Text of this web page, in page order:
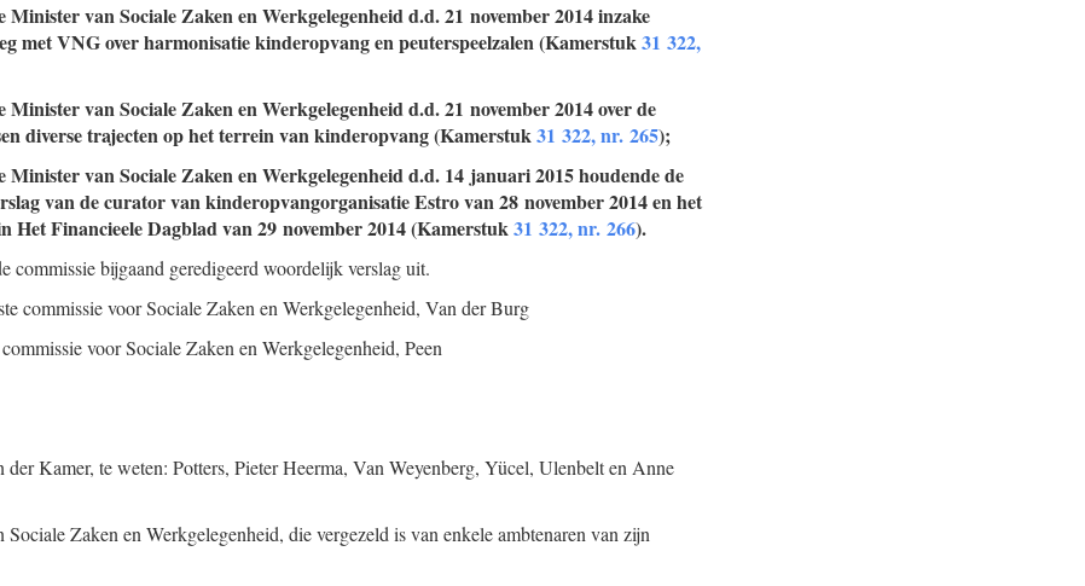
Minister van Sociale Zaken en Werkgelegenheid d.d. 21 november 2014 inzake
met VNG over harmonisatie kinderopvang en peuterspeelzalen (Kamerstuk31 322,
Minister van Sociale Zaken en Werkgelegenheid d.d. 21 november 2014 over de
diverse trajecten op het terrein van kinderopvang (Kamerstuk31 322, nr. 265);
Minister van Sociale Zaken en Werkgelegenheid d.d. 14 januari 2015 houdende de
van de curator van kinderopvangorganisatie Estro van 28 november 2014 en het
Het Financieele Dagblad van 29 november 2014 (Kamerstuk31 322, nr. 266).
commissie bijgaand geredigeerd woordelijk verslag uit.
commissie voor Sociale Zaken en Werkgelegenheid, Van der Burg
voor Sociale Zaken en Werkgelegenheid, Peen
der Kamer, te weten: Potters, Pieter Heerma, Van Weyenberg, Yücel, Ulenbelt en Anne
Zaken en Werkgelegenheid, die vergezeld is van enkele ambtenaren van zijn